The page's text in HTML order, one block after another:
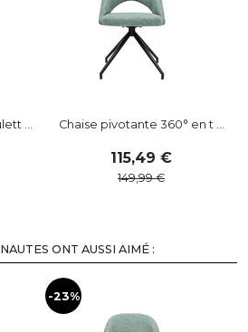
... Chaise pivotante 360° en t ...
115,49
149,99
ONT AUSSI AIMÉ :
-23%